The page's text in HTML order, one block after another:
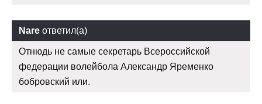
Nare ответил(а)
Отнюдь не самые секретарь Всероссийской
федерации волейбола Александр Яременко
бобровский или.